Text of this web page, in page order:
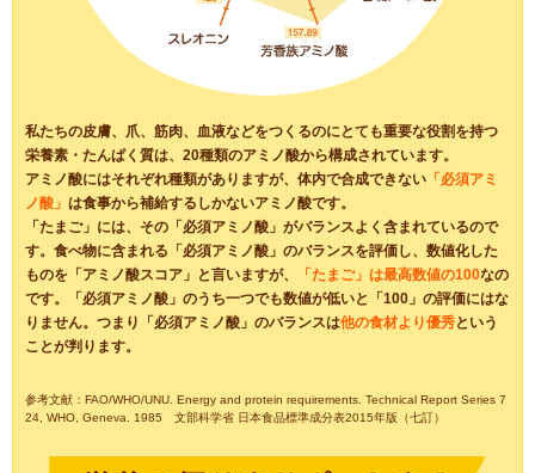
私たちの皮膚、爪、筋肉、血液などをつくるのにとても重要な役割を持つ
栄養素・たんぱく質は、20種類のアミノ酸から構成されています。
アミノ酸にはそれぞれ種類がありますが、体内で合成できない 「必須アミ
ノ酸」 は食事から補給するしかないアミノ酸です。
「たまご」には、その「必須アミノ酸」がバランスよく含まれているので
す。食べ物に含まれる「必須アミノ酸」のバランスを評価し、数値化した
ものを「アミノ酸スコア」と言いますが、
「たまご」は最高数値の100なの
です。「必須アミノ酸」のうち一つでも数値が低いと「100」の評価にはな
りません。つまり「必須アミノ酸」のバランスは他の食材より優秀という
ことが判ります。
参考文献：FAO/WHO/UNU. Energy and protein requirements. Technical Report Series 7
24, WHO, Geneva. 1985 文部科学省 日本食品標準成分表2015年版（七訂）